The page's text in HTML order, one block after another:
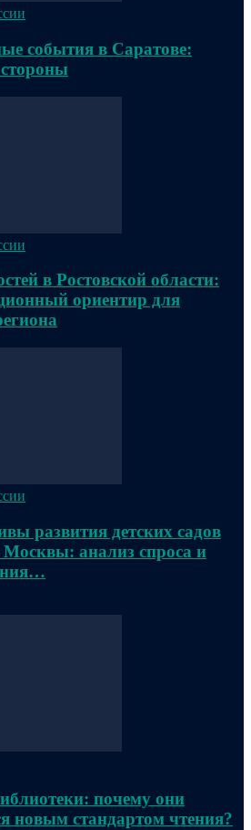
события в Саратове:
стороны
в Ростовской области:
ориентир для
развития детских садов
Москвы: анализ спроса и
почему они
новым стандартом чтения?